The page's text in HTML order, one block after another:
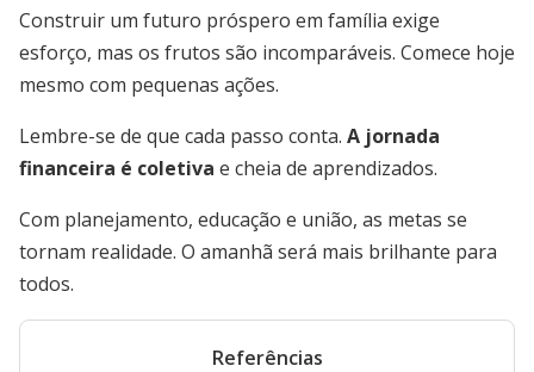
Construir um futuro próspero em família exige
esforço, mas os frutos são incomparáveis. Comece hoje
mesmo com pequenas ações.
Lembre-se de que cada passo conta. A jornada
financeira é coletiva e cheia de aprendizados.
Com planejamento, educação e união, as metas se
tornam realidade. O amanhã será mais brilhante para
todos.
Referências